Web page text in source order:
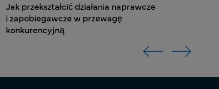
Jak przekształcić działania naprawcze
i zapobiegawcze w przewagę
konkurencyjną